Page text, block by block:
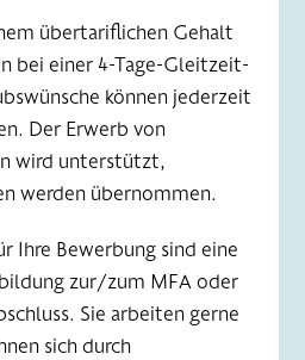
übertariflichen Gehalt
bei einer 4-Tage-Gleitzeit-
können jederzeit
Der Erwerb von
wird unterstützt,
werden übernommen.
Ihre Bewerbung sind eine
zur/zum MFA oder
Sie arbeiten gerne
sich durch